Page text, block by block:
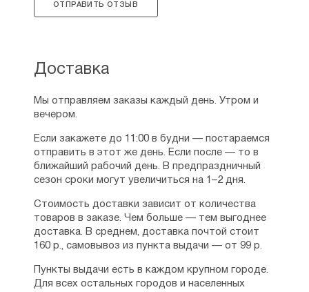
ОТПРАВИТЬ ОТЗЫВ
Доставка
Мы отправляем заказы каждый день. Утром и
вечером.
Если закажете до 11:00 в будни — постараемся
отправить в этот же день. Если после — то в
ближайший рабочий день. В предпраздничный
сезон сроки могут увеличиться на 1–2 дня.
Стоимость доставки зависит от количества
товаров в заказе. Чем больше — тем выгоднее
доставка. В среднем, доставка почтой стоит
160 р., самовывоз из пункта выдачи — от 99 р.
Пункты выдачи есть в каждом крупном городе.
Для всех остальных городов и населенных